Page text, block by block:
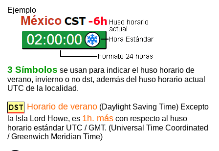
Ejemplo
3 Símbolos se usan para indicar el huso horario de
verano, invierno o no dst, además del huso horario actual
UTC de la localidad.
Horario de verano (Daylight Saving Time) Excepto
la Isla Lord Howe, es 1h. más con respecto al huso
horario estándar UTC / GMT. (Universal Time Coordinated
/ Greenwich Meridian Time)